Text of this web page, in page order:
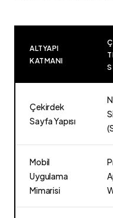
ALTYAPI
KATMANI
Çekirdek
Sayfa Yapısı
Mobil
Uygulama
Mimarisi